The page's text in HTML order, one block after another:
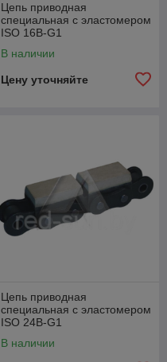
Цепь приводная
специальная с эластомером
ISO 16B-G1
В наличии
Цену уточняйте
Цепь приводная
специальная с эластомером
ISO 24B-G1
В наличии